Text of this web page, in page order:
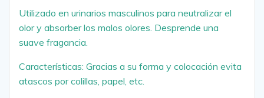
Utilizado en urinarios masculinos para neutralizar el
olor y absorber los malos olores. Desprende una
suave fragancia.
Características: Gracias a su forma y colocación evita
atascos por colillas, papel, etc.